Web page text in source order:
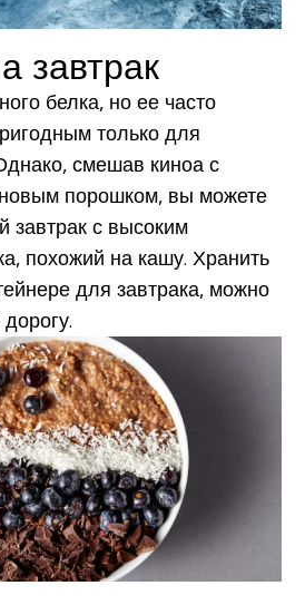
завтрак
белка, но ее часто
только для
смешав киноа с
порошком, вы можете
завтрак с высоким
похожий на кашу. Хранить
для завтрака, можно